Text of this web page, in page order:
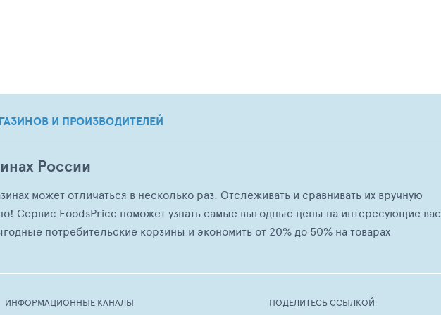
И ПРОИЗВОДИТЕЛЕЙ
России
может отличаться в несколько раз. Отслеживать и сравнивать их вручную
Сервис FoodsPrice поможет узнать самые выгодные цены на интересующие вас
потребительские корзины и экономить от 20% до 50% на товарах
ИНФОРМАЦИОННЫЕ КАНАЛЫ ПОДЕЛИТЕСЬ ССЫЛКОЙ